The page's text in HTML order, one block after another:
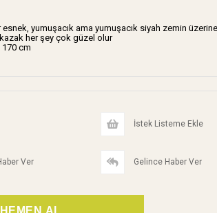
yumuşacık ama yumuşacık siyah zemin
her şey çok güzel olur
170 cm
İstek Listeme Ekle
Ver Gelince Haber Ver